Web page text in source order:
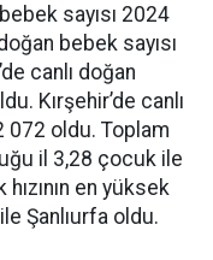
sayısı 2024
bebek sayısı
canlı doğan
Kırşehir’de canlı
072 oldu. Toplam
il 3,28 çocuk ile
en yüksek
Şanlıurfa oldu.